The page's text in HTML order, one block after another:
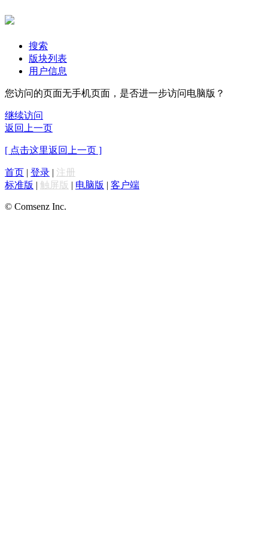
搜索
版块列表
用户信息
您访问的页面无手机页面，是否进一步访问电脑版？
继续访问
返回上一页
[ 点击这里返回上一页 ]
首页 | 登录 | 注册
标准版 | 触屏版 | 电脑版 | 客户端
© Comsenz Inc.